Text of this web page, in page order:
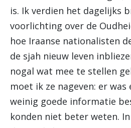
is. Ik verdien het dagelijks
voorlichting over de
hoe Iraanse nationalisten
de sjah nieuw leven
nogal wat mee te stellen
moet ik ze nageven: er was
weinig goede informatie
konden niet beter weten.